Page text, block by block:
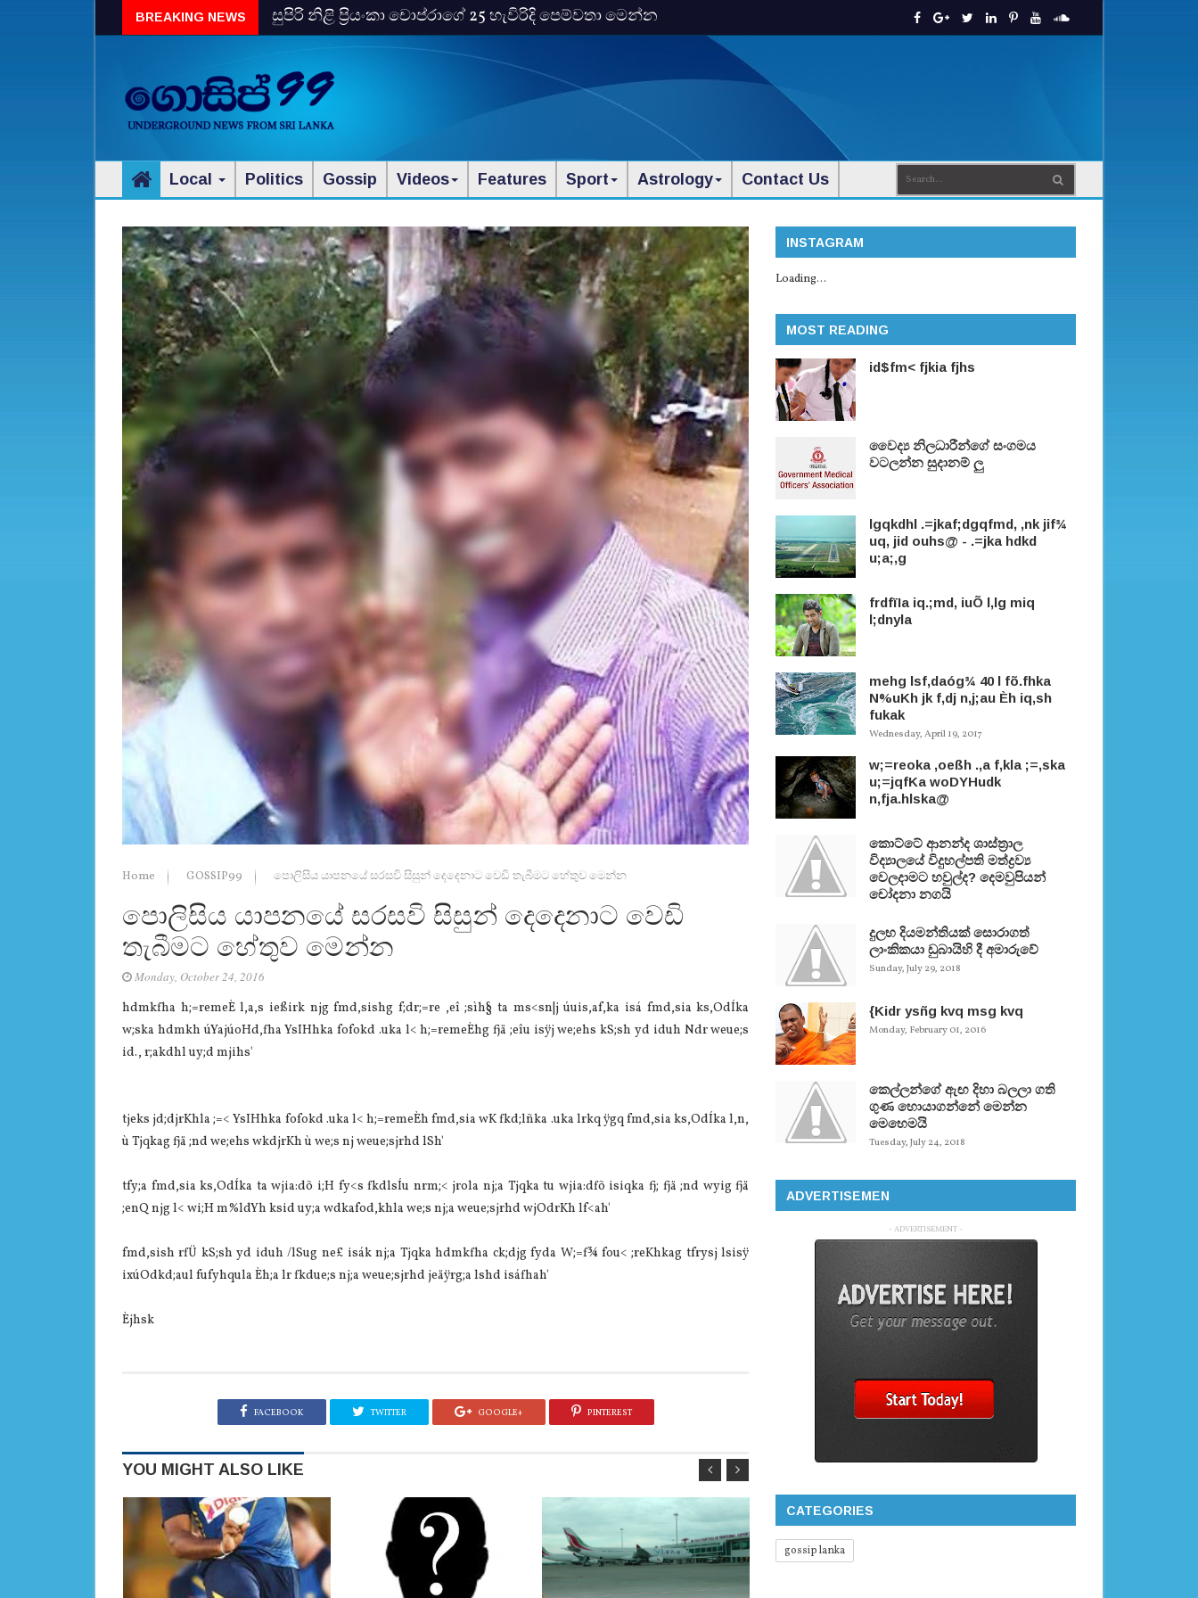
BREAKING NEWS සුපිරි නිළි ප්‍රියංකා චොප්රාගේ 25 හැවිරිදි පෙම්වතා මෙන්න
Local Politics Gossip Videos Features Sport Astrology Contact Us
Home GOSSIP99 පොලිසිය යාපනයේ සරසවි සිසුන් දෙදෙනාට වෙඩි තැබීමට හේතුව මෙන්න
පොලිසිය යාපනයේ සරසවි සිසුන් දෙදෙනාට වෙඩි
තැබීමට හේතුව මෙන්න
Monday, October 24, 2016
hdmkfha h;=remeÈ l,a,s ießirk njg fmd,sishg f;dr;=re ,eî ;sìh§ ta ms<sn|j úuis,af,ka isá fmd,sia‌ ks,OdÍka
w;ska hdmkh úYajúoHd,fha YsIHhka fofokd .uka l< h;=remeÈhg fjä ;eîu isÿj we;ehs kS;sh yd iduh Ndr weue;s
id., r;akdhl uy;d mjihs'
tjeks jd;djrKhla‌ ;=< YsIHhka fofokd .uka l< h;=remeÈh fmd,sia‌ wK fkd;lñka .uka lrkq ÿgq fmd,sia‌ ks,OdÍka l,n,
ù Tjqkag fjä ;nd we;ehs wkdjrKh ù we;s nj weue;sjrhd lSh'
tfy;a fmd,sia‌ ks,OdÍka ta wjia‌:dõ i;H fy<s fkdlsÍu nrm;< jrola‌ nj;a Tjqka tu wjia‌:dfõ isiqka fj; fjä ;nd wyig fjä
;enQ njg l< wi;H m%ldYh ksid uy;a wdkafod,khla‌ we;s nj;a weue;sjrhd wjOdrKh lf<ah'
fmd,sish rfÜ kS;sh yd iduh /lSug ne£ isák nj;a Tjqka hdmkfha ck;djg fyda W;=f¾ fou< ;reKhkag tfrysj lsisÿ
ixúOdkd;aul fufyhqula‌ Èh;a lr fkdue;s nj;a weue;sjrhd jeäÿrg;a lshd isáfhah'
Èjhsk
FACEBOOK TWITTER GOOGLE+ PINTEREST
YOU MIGHT ALSO LIKE
INSTAGRAM
Loading...
MOST READING
id$fm< fjkia fjhs
වෛද්‍ය නිලධාරීන්ගේ සංගමය
වටලන්න සුදානම් ලු
lgqkdhl .=jkaf;dgqfmd, ,nk jif¾
uq, jid ouhs@ - .=jka hdkd
u;a;,g
frdfïIa iq.;md, iuÕ l,lg miq
l;dnyla
mehg lsf,daóg¾ 40 l fõ.fhka
N%uKh jk f,dj n,j;au Èh iq,sh
fukak
Wednesday, April 19, 2017
w;=reoka ,oeßh .,a f,kla ;=,ska
u;=jqfKa woDYHudk
n,fja.hlska@
කොට්ටේ ආනන්ද ශාස්ත‍්‍රාල
විද්‍යාලයේ විදුහල්පති මත්ද්‍රව්‍ය
වෙලදාමට හවුල්ද? දෙමවුපියන්
චෝදනා නගයි
දුලභ දියමන්තියක් සොරාගත්
ලාංකිකයා ඩුබායිහි දී අමාරුවේ
Sunday, July 29, 2018
{Kidr ysñg kvq msg kvq
Monday, February 01, 2016
කෙල්ලන්ගේ ඇඟ දිහා බලලා ගති
ගුණ හොයාගන්නේ මෙන්න
මෙහෙමයි
Tuesday, July 24, 2018
ADVERTISEMEN
- ADVERTISEMENT -
CATEGORIES
gossip lanka